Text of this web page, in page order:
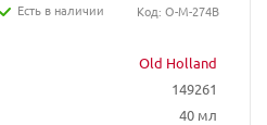
Old Holland
149261
40 мл
Есть в наличии
Код: O-M-274B